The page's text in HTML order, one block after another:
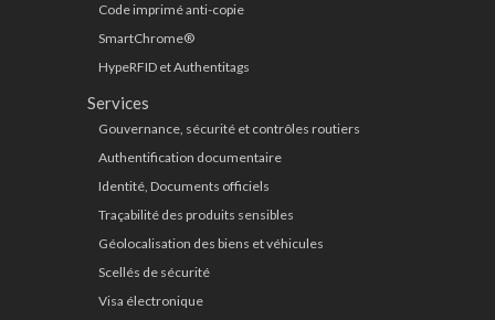
Code imprimé anti-copie
SmartChrome®
HypeRFID et Authentitags
Services
Gouvernance, sécurité et contrôles routiers
Authentification documentaire
Identité, Documents officiels
Traçabilité des produits sensibles
Géolocalisation des biens et véhicules
Scellés de sécurité
Visa électronique